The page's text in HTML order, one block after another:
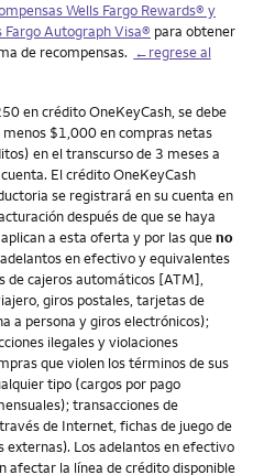
Wells Fargo Rewards® y
Fargo Autograph Visa® para obtener
de recompensas. ←regrese al
en crédito OneKeyCash, se debe
$1,000 en compras netas
en el transcurso de 3 meses a
El crédito OneKeyCash
se registrará en su cuenta en
después de que se haya
a esta oferta y por las queno
en efectivo y equivalentes
de cajeros automáticos [ATM],
giros postales, tarjetas de
a persona y giros electrónicos);
ilegales y violaciones
que violen los términos de sus
tipo (cargos por pago
transacciones de
de Internet, fichas de juego de
externas). Los adelantos en efectivo
afectar la línea de crédito disponible